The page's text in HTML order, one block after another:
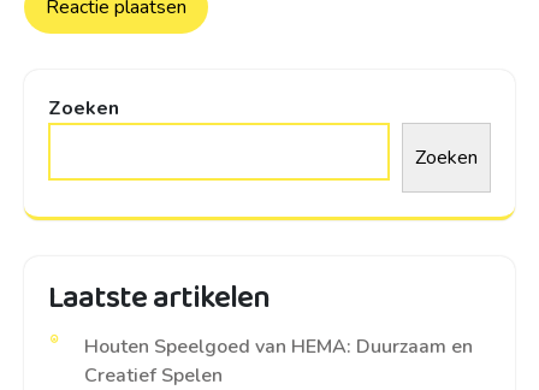
Zoeken
Zoeken
Laatste artikelen
Houten Speelgoed van HEMA: Duurzaam en
Creatief Spelen